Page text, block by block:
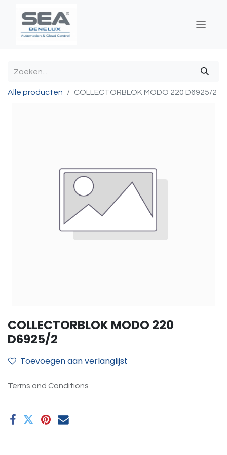
Alle producten COLLECTORBLOK MODO 220 D6925/2
COLLECTORBLOK MODO 220
D6925/2
Toevoegen aan verlanglijst
Terms and Conditions